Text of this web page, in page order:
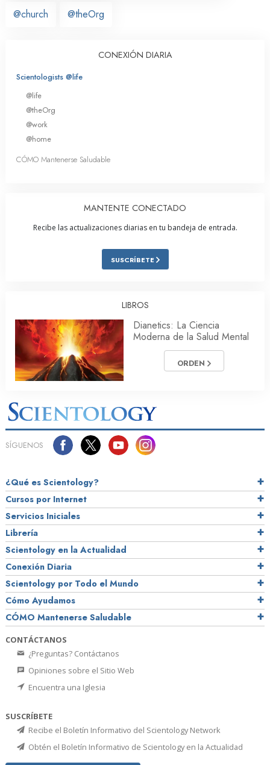
@church @theOrg
CONEXIÓN DIARIA
Scientologists @life
@life
@theOrg
@work
@home
CÓMO Mantenerse Saludable
MANTENTE CONECTADO
Recibe las actualizaciones diarias en tu bandeja de entrada.
SUSCRÍBETE
LIBROS
Dianetics: La Ciencia
Moderna de la Salud Mental
ORDEN
SÍGUENOS
¿Qué es Scientology?
Cursos por Internet
Servicios Iniciales
Librería
Scientology en la Actualidad
Conexión Diaria
Scientology por Todo el Mundo
Cómo Ayudamos
CÓMO Mantenerse Saludable
CONTÁCTANOS
¿Preguntas? Contáctanos
Opiniones sobre el Sitio Web
Encuentra una Iglesia
SUSCRÍBETE
Recibe el Boletín Informativo del Scientology Network
Obtén el Boletín Informativo de Scientology en la Actualidad